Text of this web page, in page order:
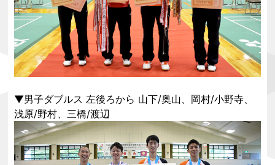
▼男子ダブルス 左後ろから 山下/奥山、岡村/小野寺、
浅原/野村、三橋/渡辺